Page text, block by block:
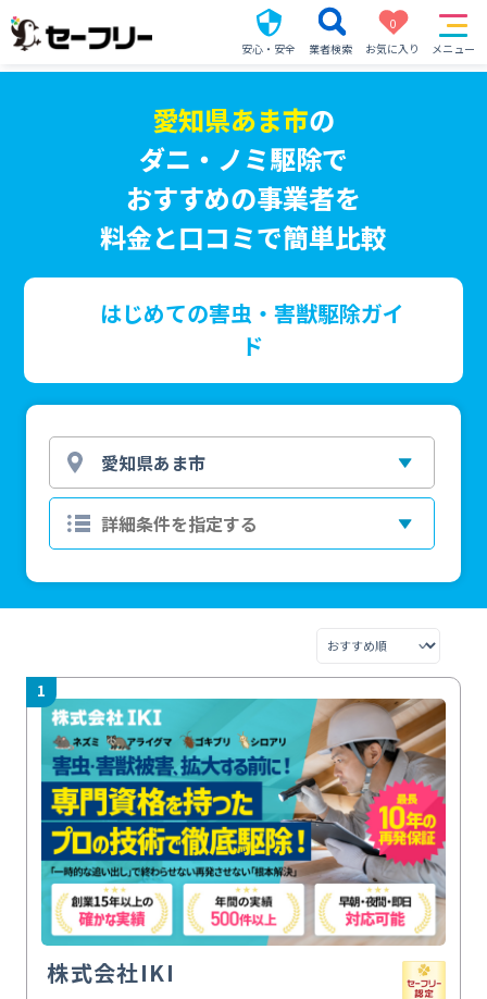
安心・安全 業者検索
0
お気に入り
メニュー
愛知県あま市の
ダニ・ノミ駆除で
おすすめの事業者を
料金と口コミで簡単比較
はじめての害虫・害獣駆除ガイ
ド
1
株式会社IKI